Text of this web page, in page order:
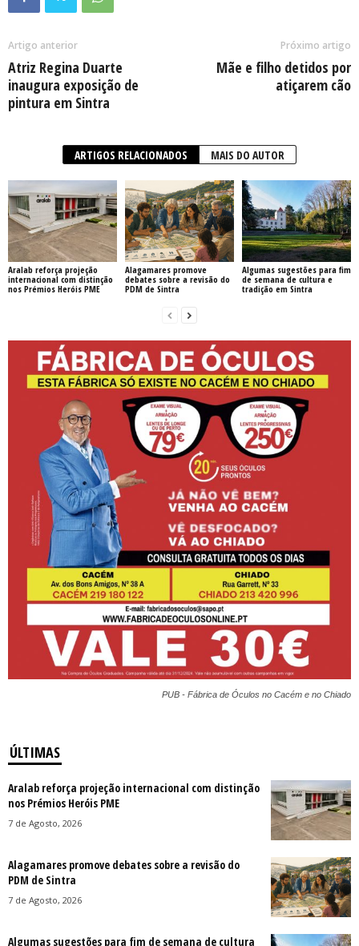
Artigo anterior
Atriz Regina Duarte
inaugura exposição de
pintura em Sintra
Próximo artigo
Mãe e filho detidos por
atiçarem cão
ARTIGOS RELACIONADOS MAIS DO AUTOR
Aralab reforça projeção
internacional com distinção
nos Prémios Heróis PME
Alagamares promove
debates sobre a revisão do
PDM de Sintra
Algumas sugestões para fim
de semana de cultura e
tradição em Sintra
PUB - Fábrica de Óculos no Cacém e no Chiado
ÚLTIMAS
Aralab reforça projeção internacional com distinção
nos Prémios Heróis PME
7 de Agosto, 2026
Alagamares promove debates sobre a revisão do
PDM de Sintra
7 de Agosto, 2026
Algumas sugestões para fim de semana de cultura